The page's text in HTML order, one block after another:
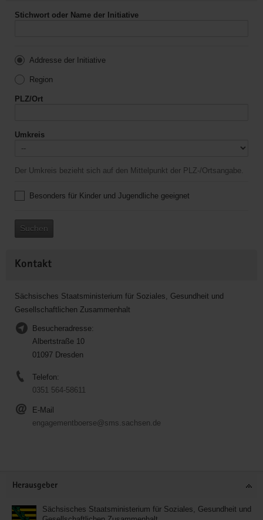
Stichwort oder Name der Initiative
Addresse der Initiative
Region
PLZ/Ort
Umkreis
Der Umkreis bezieht sich auf den Mittelpunkt der PLZ-/Ortsangabe.
Besonders für Kinder und Jugendliche geeignet
Suchen
Kontakt
Sächsisches Staatsministerium für Soziales, Gesundheit und
Gesellschaftlichen Zusammenhalt
Besucheradresse:
Albertstraße 10
01097 Dresden
Telefon:
0351 564-58611
E-Mail
engagementboerse@sms.sachsen.de
Herausgeber
Sächsisches Staatsministerium für Soziales, Gesundheit und